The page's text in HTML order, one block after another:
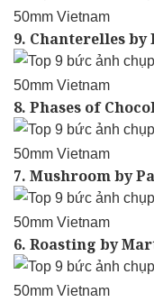
9. Chanterelles
8. Phases of
7. Mushroom by
6. Roasting by